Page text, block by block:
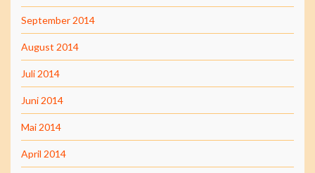
September 2014
August 2014
Juli 2014
Juni 2014
Mai 2014
April 2014